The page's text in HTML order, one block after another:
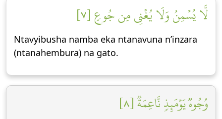
لَّا يُسۡمِنُ وَلَا يُغۡنِي مِن جُوعٖ [٧]
Ntavyibusha namba eka ntanavuna n’inzara
(ntanahembura) na gato.
وُجُوهٞ يَوۡمَئِذٖ نَّاعِمَةٞ [٨]